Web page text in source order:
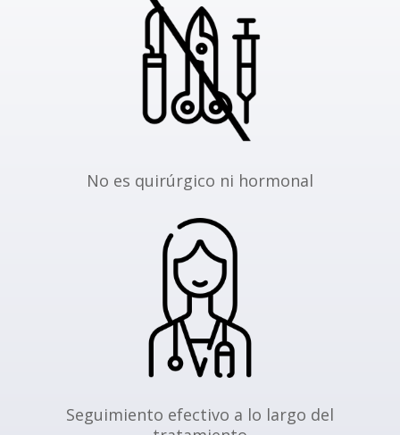
No es quirúrgico ni hormonal
Seguimiento efectivo a lo largo del